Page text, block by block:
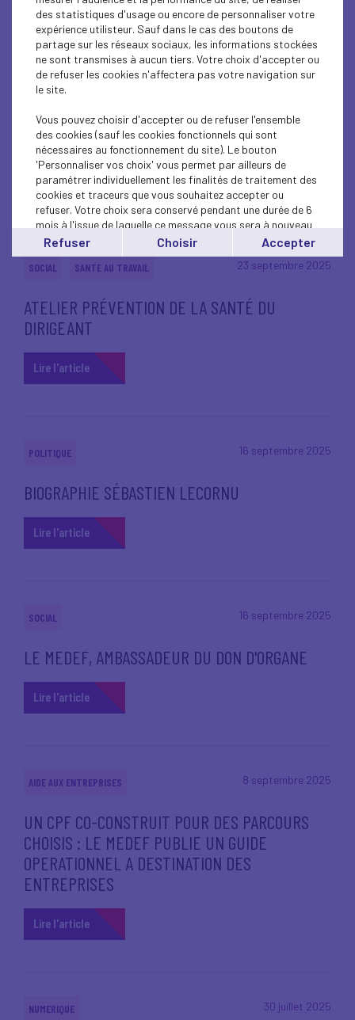
30 septembre 2025
EDUCATION-FORMATION
Un CPF co-construit pour des parcours choisis
: le MEDEF publie le guide opérationnel à
destination des entreprises
Lire l'article
23 septembre 2025
SOCIAL SANTE AU TRAVAIL
ATELIER PRÉVENTION DE LA SANTÉ DU
DIRIGEANT
Lire l'article
16 septembre 2025
POLITIQUE
BIOGRAPHIE SÉBASTIEN LECORNU
Lire l'article
16 septembre 2025
SOCIAL
LE MEDEF, AMBASSADEUR DU DON D'ORGANE
Lire l'article
8 septembre 2025
AIDE AUX ENTREPRISES
UN CPF CO-CONSTRUIT POUR DES PARCOURS
CHOISIS : LE MEDEF PUBLIE UN GUIDE
OPERATIONNEL A DESTINATION DES
ENTREPRISES
Lire l'article
30 juillet 2025
NUMERIQUE
des statistiques d'usage ou encore de personnaliser votre
expérience utilisteur. Sauf dans le cas des boutons de
partage sur les réseaux sociaux, les informations stockées
ne sont transmises à aucun tiers. Votre choix d'accepter ou
de refuser les cookies n'affectera pas votre navigation sur
le site.
Vous pouvez choisir d'accepter ou de refuser l'ensemble
des cookies (sauf les cookies fonctionnels qui sont
nécessaires au fonctionnement du site). Le bouton
'Personnaliser vos choix' vous permet par ailleurs de
paramétrer individuellement les finalités de traitement des
cookies et traceurs que vous souhaitez accepter ou
refuser. Votre choix sera conservé pendant une durée de 6
mois à l'issue de laquelle ce message vous sera à nouveau
affiché..
Vous pouvez modifier votre choix à tout moment en
cliquant sur le lien'cookies' en bas de page.
Refuser Choisir Accepter